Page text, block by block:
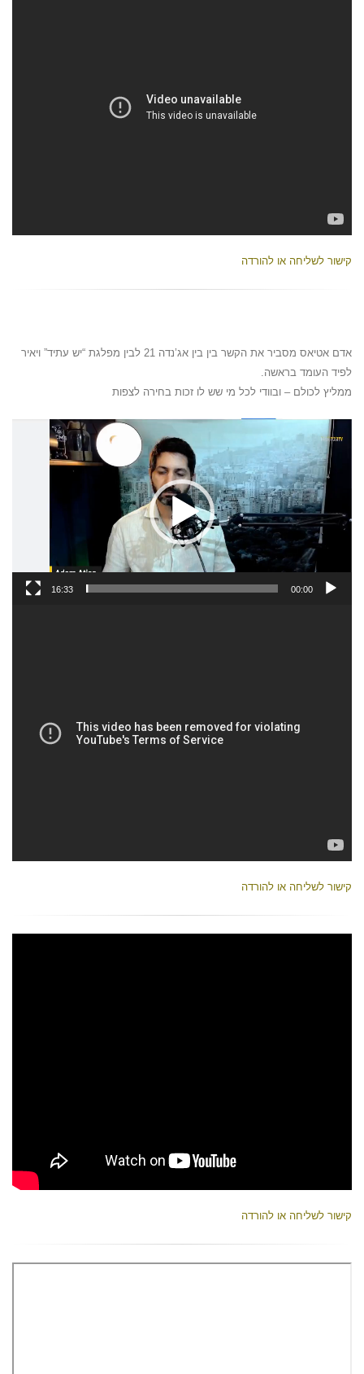
קישור לשליחה או להורדה
אדם אטיאס מסביר את הקשר בין בין אג’נדה 21 לבין מפלגת “יש עתיד” ויאיר
לפיד העומד בראשה.
ממליץ לכולם – ובוודי לכל מי שש לו זכות בחירה לצפות
וידאו
00:00
16:33
קישור לשליחה או להורדה
קישור לשליחה או להורדה